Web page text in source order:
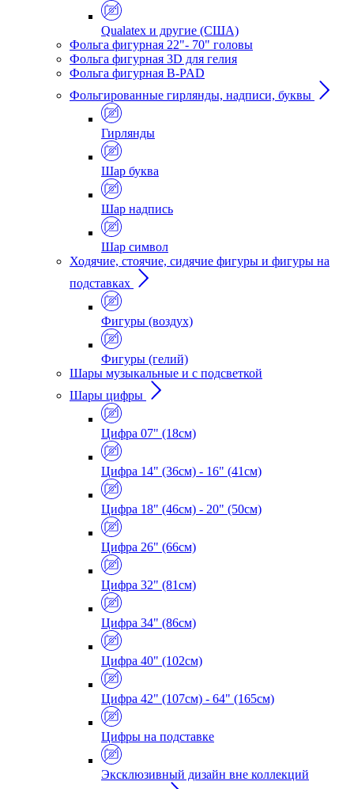
Qualatex и другие (США)
Фольга фигурная 22"- 70" головы
Фольга фигурная 3D для гелия
Фольга фигурная B-PAD
Фольгированные гирлянды, надписи, буквы
Гирлянды
Шар буква
Шар надпись
Шар символ
Ходячие, стоячие, сидячие фигуры и фигуры на
подставках
Фигуры (воздух)
Фигуры (гелий)
Шары музыкальные и с подсветкой
Шары цифры
Цифра 07" (18см)
Цифра 14" (36см) - 16" (41см)
Цифра 18" (46см) - 20" (50см)
Цифра 26" (66см)
Цифра 32" (81см)
Цифра 34" (86см)
Цифра 40" (102см)
Цифра 42" (107см) - 64" (165см)
Цифры на подставке
Эксклюзивный дизайн вне коллекций